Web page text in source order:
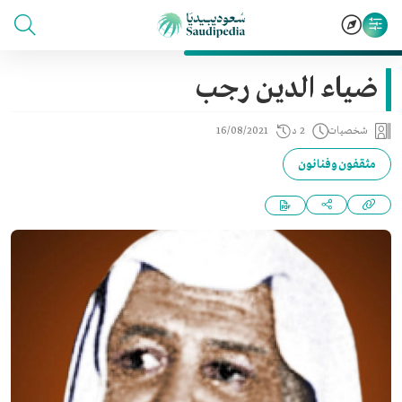
ضياء الدين رجب
شخصيات 2 د 16/08/2021
مثقفون وفنانون